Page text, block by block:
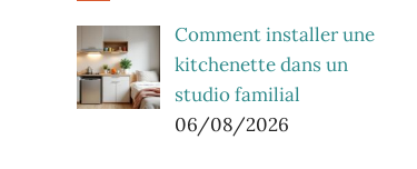
Comment installer une
kitchenette dans un
studio familial
06/08/2026